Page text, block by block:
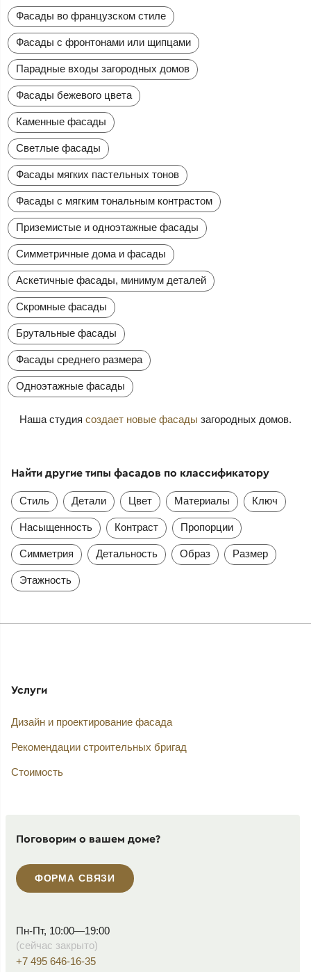
Фасады во французском стиле
Фасады с фронтонами или щипцами
Парадные входы загородных домов
Фасады бежевого цвета
Каменные фасады
Светлые фасады
Фасады мягких пастельных тонов
Фасады с мягким тональным контрастом
Приземистые и одноэтажные фасады
Симметричные дома и фасады
Аскетичные фасады, минимум деталей
Скромные фасады
Брутальные фасады
Фасады среднего размера
Одноэтажные фасады
Наша студия создает новые фасады загородных домов.
Найти другие типы фасадов по классификатору
Стиль Детали Цвет Материалы Ключ
Насыщенность Контраст Пропорции
Симметрия Детальность Образ Размер
Этажность
Услуги
Дизайн и проектирование фасада
Рекомендации строительных бригад
Стоимость
Поговорим о вашем доме?
ФОРМА СВЯЗИ
Пн-Пт, 10:00—19:00
(сейчас закрыто)
+7 495 646-16-35